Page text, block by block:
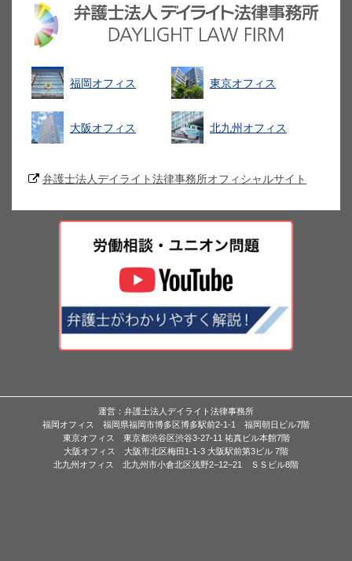
福岡オフィス 東京オフィス
大阪オフィス 北九州オフィス
弁護士法人デイライト法律事務所オフィシャルサイト
運営：弁護士法人デイライト法律事務所
福岡オフィス 福岡県福岡市博多区博多駅前2-1-1 福岡朝日ビル7階
東京オフィス 東京都渋谷区渋谷3-27-11 祐真ビル本館7階
大阪オフィス 大阪市北区梅田1-1-3 大阪駅前第3ビル 7階
北九州オフィス 北九州市小倉北区浅野2−12−21 ＳＳビル8階